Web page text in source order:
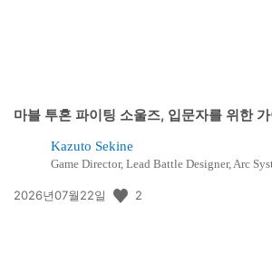
마블 투혼 파이팅 소울즈, 입문자를 위한
Kazuto Sekine
Game Director, Lead Battle Designer, Arc
공
2026년07월22일 2